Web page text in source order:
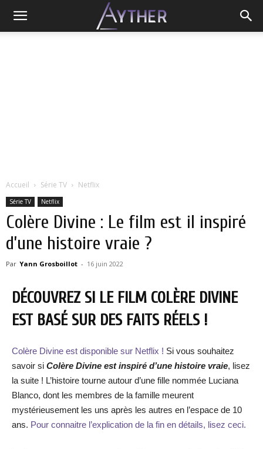
Accueil Série TV Netflix
Série TV Netflix
Colère Divine : Le film est il inspiré
d’une histoire vraie ?
Par Yann Grosboillot - 16 juin 2022
DÉCOUVREZ SI LE FILM COLÈRE DIVINE
EST BASÉ SUR DES FAITS RÉELS !
Colère Divine est disponible sur Netflix ! Si vous souhaitez
savoir si Colère Divine est inspiré d’une histoire vraie, lisez
la suite ! L’histoire tourne autour d’une fille nommée Luciana
Blanco, dont les membres de la famille meurent
mystérieusement les uns après les autres en l’espace de 10
ans. Pour connaitre l’explication de la fin en détails, lisez ceci.